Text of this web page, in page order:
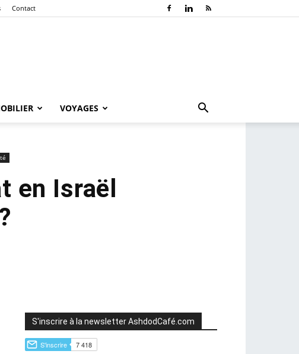
Contact
VOYAGES
en Israël
S'inscrire à la newsletter AshdodCafé.com